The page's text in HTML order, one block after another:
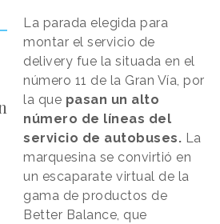
La parada elegida para
montar el servicio de
delivery fue la situada en el
número 11 de la Gran Vía, por
la que pasan un alto
número de líneas del
servicio de autobuses. La
marquesina se convirtió en
un escaparate virtual de la
gama de productos de
Better Balance, que